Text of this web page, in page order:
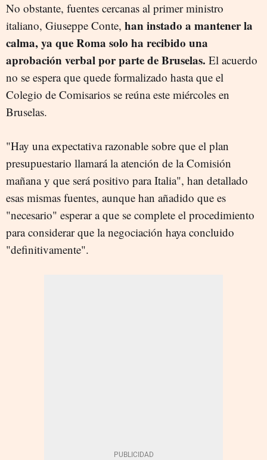
No obstante, fuentes cercanas al primer ministro
italiano, Giuseppe Conte, han instado a mantener la
calma, ya que Roma solo ha recibido una
aprobación verbal por parte de Bruselas. El acuerdo
no se espera que quede formalizado hasta que el
Colegio de Comisarios se reúna este miércoles en
Bruselas.
"Hay una expectativa razonable sobre que el plan
presupuestario llamará la atención de la Comisión
mañana y que será positivo para Italia", han detallado
esas mismas fuentes, aunque han añadido que es
"necesario" esperar a que se complete el procedimiento
para considerar que la negociación haya concluido
"definitivamente".